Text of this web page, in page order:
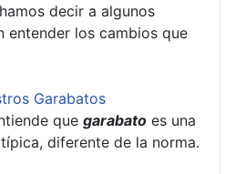
decir a algunos
entender los cambios que
Garabatos
que garabato es una
diferente de la norma.